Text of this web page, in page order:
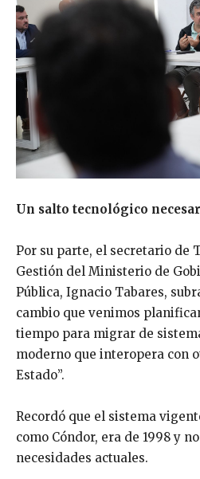
Un salto tecnológico
Por su parte, el secretario de
Gestión del Ministerio de
Pública, Ignacio Tabares,
cambio que venimos
tiempo para migrar de
moderno que interopera con
Estado”.
Recordó que el sistema
como Cóndor, era de 1998 y
necesidades actuales.